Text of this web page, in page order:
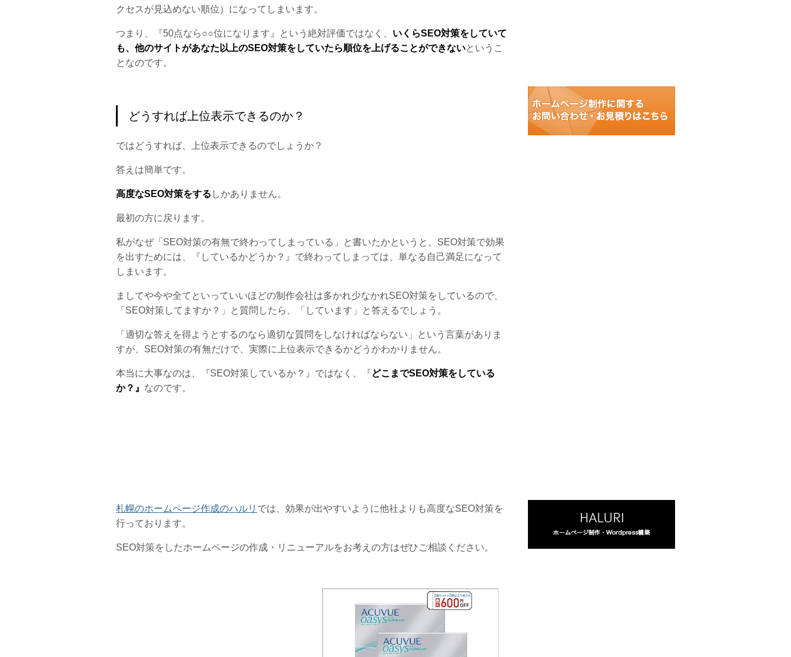
クセスが見込めない順位）になってしまいます。
つまり、『50点なら○○位になります』という絶対評価ではなく、 いくらSEO対策をしていて
も、他のサイトがあなた以上のSEO対策をしていたら順位を上げることができないというこ
となのです。
どうすれば上位表示できるのか？
ではどうすれば、上位表示できるのでしょうか？
答えは簡単です。
高度なSEO対策をする しかありません。
最初の方に戻ります。
私がなぜ「SEO対策の有無で終わってしまっている」と書いたかというと、SEO対策で効果
を出すためには、『しているかどうか？』で終わってしまっては、単なる自己満足になって
しまいます。
ましてや今や全てといっていいほどの制作会社は多かれ少なかれSEO対策をしているので、
「SEO対策してますか？」と質問したら、「しています」と答えるでしょう。
「適切な答えを得ようとするのなら適切な質問をしなければならない」という言葉がありま
すが、SEO対策の有無だけで、実際に上位表示できるかどうかわかりません。
本当に大事なのは、『SEO対策しているか？』ではなく、『どこまでSEO対策をしている
か？』 なのです。
札幌のホームページ作成のハルリ では、効果が出やすいように他社よりも高度なSEO対策を
行っております。
SEO対策をしたホームページの作成・リニューアルをお考えの方はぜひご相談ください。